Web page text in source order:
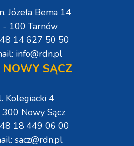
Józefa Bema 14
- 100 Tarnów
14 627 50 50
info@rdn.pl
NOWY SĄCZ
Kolegiacki 4
Nowy Sącz
18 449 06 00
sacz@rdn.pl